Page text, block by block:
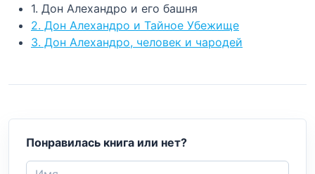
1. Дон Алехандро и его башня
2. Дон Алехандро и Тайное Убежище
3. Дон Алехандро, человек и чародей
Понравилась книга или нет?